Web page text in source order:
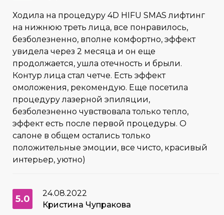
Ходила на процедуру 4D HIFU SMAS лифтинг
на нижнюю треть лица, все понравилось,
безболезненно, вполне комфортно, эффект
увидела через 2 месяца и он еще
продолжается, ушла отечность и брыли.
Контур лица стал четче. Есть эффект
омоложения, рекомендую. Еще посетила
процедуру лазерной эпиляции,
безболезненно чувствовала только тепло,
эффект есть после первой процедуры. О
салоне в общем остались только
положительные эмоции, все чисто, красивый
интерьер, уютно)
5.0
24.08.2022
Кристина Чупракова